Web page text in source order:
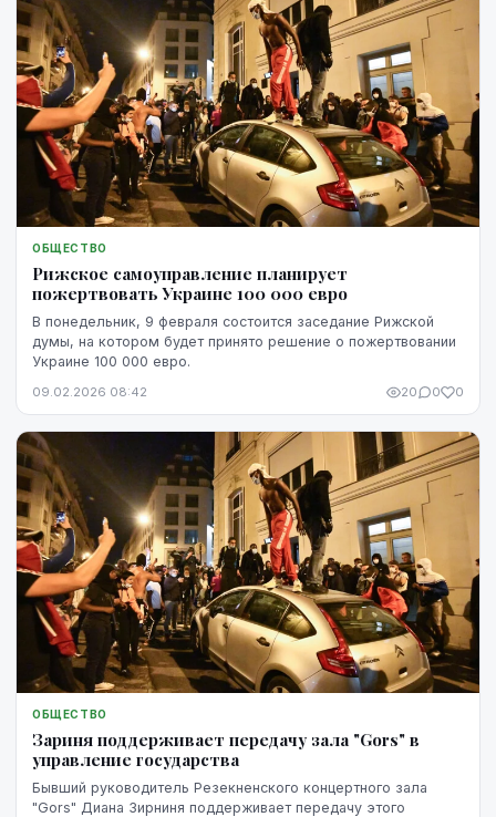
ОБЩЕСТВО
Рижское самоуправление планирует
пожертвовать Украине 100 000 евро
В понедельник, 9 февраля состоится заседание Рижской
думы, на котором будет принято решение о пожертвовании
Украине 100 000 евро.
09.02.2026 08:42 20 0 0
ОБЩЕСТВО
Зариня поддерживает передачу зала "Gors" в
управление государства
Бывший руководитель Резекненского концертного зала
"Gors" Диана Зирниня поддерживает передачу этого